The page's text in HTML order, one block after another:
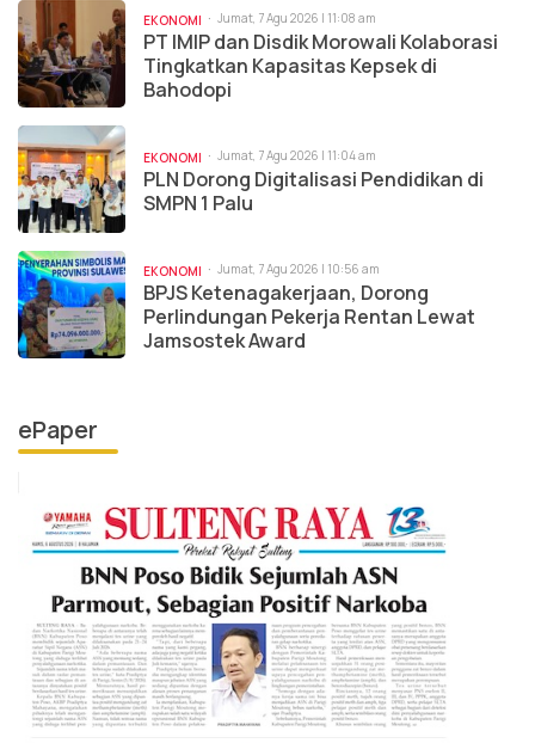
EKONOMI Jumat, 7 Agu 2026 | 11:08 am
PT IMIP dan Disdik Morowali Kolaborasi
Tingkatkan Kapasitas Kepsek di
Bahodopi
EKONOMI Jumat, 7 Agu 2026 | 11:04 am
PLN Dorong Digitalisasi Pendidikan di
SMPN 1 Palu
EKONOMI Jumat, 7 Agu 2026 | 10:56 am
BPJS Ketenagakerjaan, Dorong
Perlindungan Pekerja Rentan Lewat
Jamsostek Award
ePaper